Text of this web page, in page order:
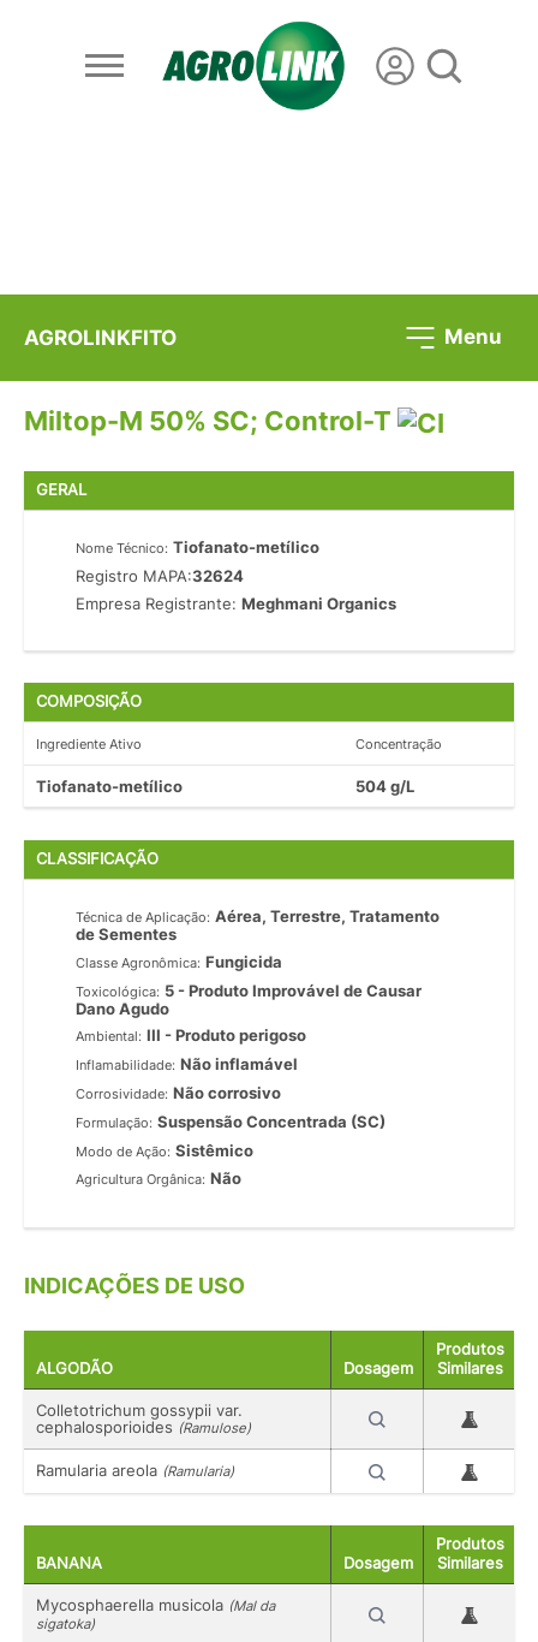
AGROLINKFITO Menu
Miltop-M 50% SC; Control-T
GERAL
Nome Técnico: Tiofanato-metílico
Registro MAPA:32624
Empresa Registrante:Meghmani Organics
COMPOSIÇÃO
Ingrediente Ativo Concentração
Tiofanato-metílico 504 g/L
CLASSIFICAÇÃO
Técnica de Aplicação: Aérea, Terrestre, Tratamento
de Sementes
Classe Agronômica: Fungicida
Toxicológica: 5 - Produto Improvável de Causar
Dano Agudo
Ambiental: III - Produto perigoso
Inflamabilidade: Não inflamável
Corrosividade: Não corrosivo
Formulação: Suspensão Concentrada (SC)
Modo de Ação: Sistêmico
Agricultura Orgânica: Não
INDICAÇÕES DE USO
ALGODÃO Dosagem
Produtos
Similares
Colletotrichum gossypii var.
cephalosporioides (Ramulose)
Ramularia areola (Ramularia)
BANANA Dosagem
Produtos
Similares
Mycosphaerella musicola (Mal da
sigatoka)